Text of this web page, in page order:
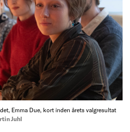
Emma Due, kort inden årets valgresultat
Juhl